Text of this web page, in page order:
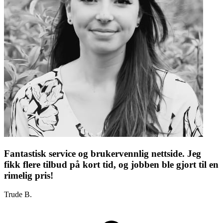
Fantastisk service og brukervennlig nettside. Jeg
fikk flere tilbud på kort tid, og jobben ble gjort til en
rimelig pris!
Trude B.